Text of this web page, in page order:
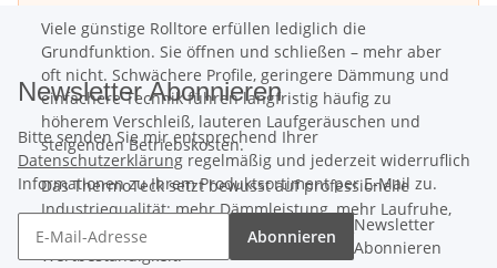
Viele günstige Rolltore erfüllen lediglich die
Grundfunktion. Sie öffnen und schließen – mehr aber
oft nicht. Schwächere Profile, geringere Dämmung und
einfachere Technik führen langfristig häufig zu
höherem Verschleiß, lauteren Laufgeräuschen und
steigenden Betriebskosten.
Das ThermoTeck setzt bewusst auf professionelle
Industriequalität: mehr Dämmleistung, mehr Laufruhe,
mehr Sicherheit und eine deutlich höhere
Wertbeständigkeit.
Newsletter Abonnieren
Bitte senden Sie mir entsprechend Ihrer
Datenschutzerklärung regelmäßig und jederzeit widerruflich
Informationen zu Ihrem Produktsortiment per E-Mail zu.
Abonnieren
Newsletter
Abonnieren